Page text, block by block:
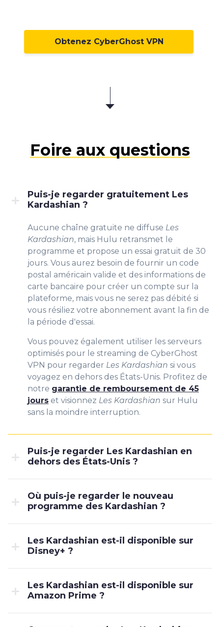
Obtenez CyberGhost VPN
Foire aux questions
Puis-je regarder gratuitement Les
Kardashian ?
Aucune chaîne gratuite ne diffuse Les
Kardashian, mais Hulu retransmet le
programme et propose un essai gratuit de 30
jours. Vous aurez besoin de fournir un code
postal américain valide et des informations de
carte bancaire pour créer un compte sur la
plateforme, mais vous ne serez pas débité si
vous résiliez votre abonnement avant la fin de
la période d'essai.
Vous pouvez également utiliser les serveurs
optimisés pour le streaming de CyberGhost
VPN pour regarder Les Kardashian si vous
voyagez en dehors des États-Unis. Profitez de
notre garantie de remboursement de 45
jours et visionnez Les Kardashian sur Hulu
sans la moindre interruption.
Puis-je regarder Les Kardashian en
dehors des États-Unis ?
Où puis-je regarder le nouveau
programme des Kardashian ?
Les Kardashian est-il disponible sur
Disney+ ?
Les Kardashian est-il disponible sur
Amazon Prime ?